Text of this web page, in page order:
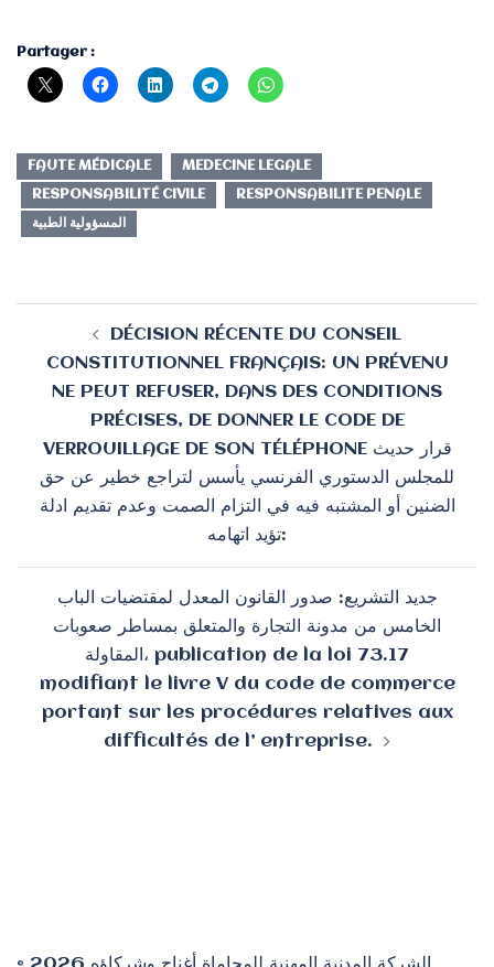
Partager :
FAUTE MÉDICALE
MEDECINE LEGALE
RESPONSABILITÉ CIVILE
RESPONSABILITE PENALE
المسؤولية الطبية
Navigation
d’articleDÉCISION RÉCENTE DU CONSEIL
CONSTITUTIONNEL FRANÇAIS: UN PRÉVENU
NE PEUT REFUSER, DANS DES CONDITIONS
PRÉCISES, DE DONNER LE CODE DE
VERROUILLAGE DE SON TÉLÉPHONE قرار حديث
للمجلس الدستوري الفرنسي يأسس لتراجع خطير عن حق
الضنين أو المشتبه فيه في التزام الصمت وعدم تقديم ادلة
تؤيد اتهامه:
جديد التشريع: صدور القانون المعدل لمقتضيات الباب
الخامس من مدونة التجارة والمتعلق بمساطر صعوبات
المقاولة، publication de la loi 73.17
modifiant le livre V du code de commerce
portant sur les procédures relatives aux
difficultés de l’ entreprise.